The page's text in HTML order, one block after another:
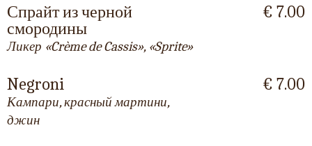
Спрайт из черной
смородины
Ликер «Crème de Cassis», «Sprite»
€ 7.00
Negroni
Кампари, красный мартини,
джин
€ 7.00